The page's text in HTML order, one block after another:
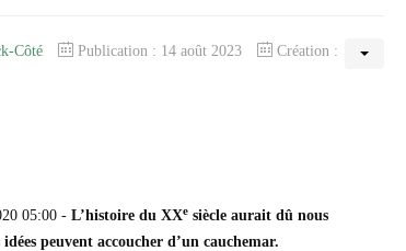
Côté Publication : 14 août 2023
Création :
05:00 - L’histoire du XXe siècle aurait dû nous
peuvent accoucher d’un cauchemar.